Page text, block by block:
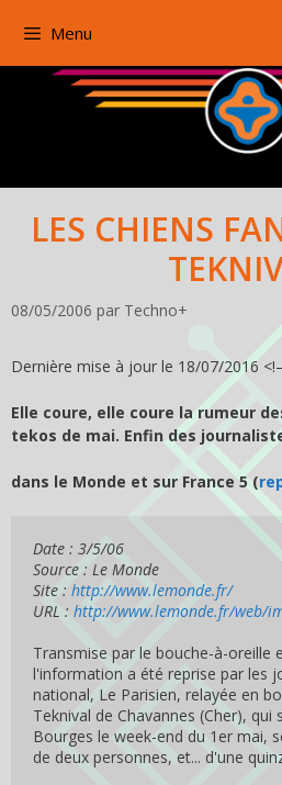
Menu
LES CHIENS
08/05/2006 par Techno+
Dernière mise à jour le 18/07/2016
Elle coure, elle coure la rumeur
tekos de mai. Enfin des
dans le Monde et sur France 5 (
Date : 3/5/06
Source : Le Monde
Site : http://www.lemonde.fr/
URL : http://www.lemonde.fr/web/
Transmise par le bouche-à-oreille
l'information a été reprise par les
national, Le Parisien, relayée en
Teknival de Chavannes (Cher),
Bourges le week-end du 1er mai,
de deux personnes, et... d'une